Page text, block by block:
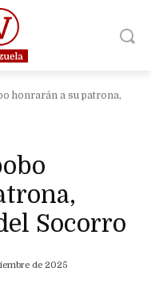
honrarán a su patrona,
Socorro
de 2025